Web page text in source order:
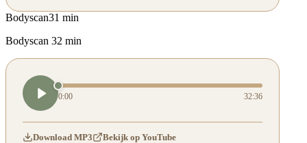
Bodyscan31 min
Bodyscan 32 min
0:00 32:36
Download MP3 Bekijk op YouTube